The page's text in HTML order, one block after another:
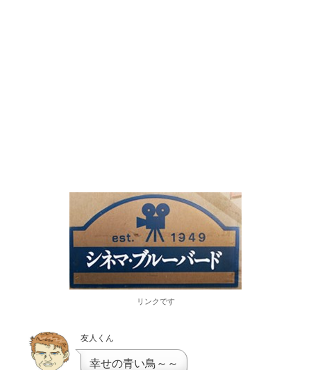
リンクです
友人くん
幸せの青い鳥～～